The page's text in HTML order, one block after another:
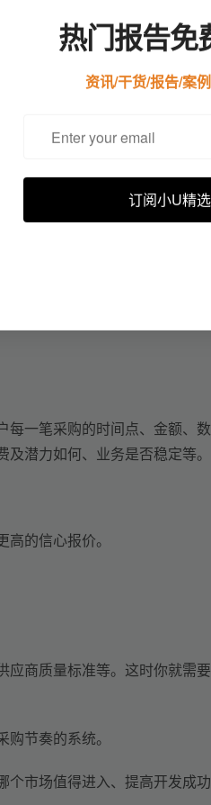
热门报告免
资讯/干货/报告/案
订阅小U精选
的机会来了。
种情况通常意味着：回流中国
每一笔采购的时间点、 金额、数
及潜力如何、 业务是否稳定等。
高的信心报价。
应商质量标准等。这时你就需
节奏的系统。
个市场值得进入、 提高开发成功